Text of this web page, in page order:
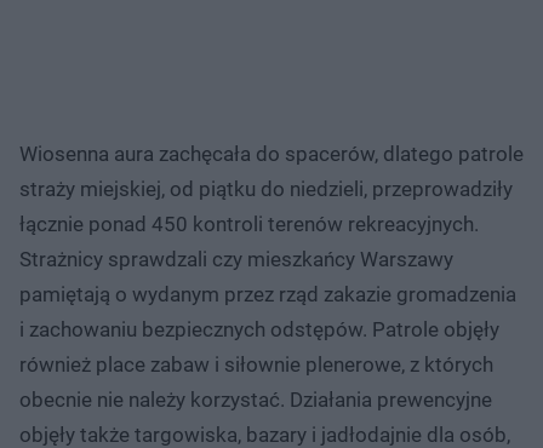
Wiosenna aura zachęcała do spacerów, dlatego patrole
straży miejskiej, od piątku do niedzieli, przeprowadziły
łącznie ponad 450 kontroli terenów rekreacyjnych.
Strażnicy sprawdzali czy mieszkańcy Warszawy
pamiętają o wydanym przez rząd zakazie gromadzenia
i zachowaniu bezpiecznych odstępów. Patrole objęły
również place zabaw i siłownie plenerowe, z których
obecnie nie należy korzystać. Działania prewencyjne
objęły także targowiska, bazary i jadłodajnie dla osób,